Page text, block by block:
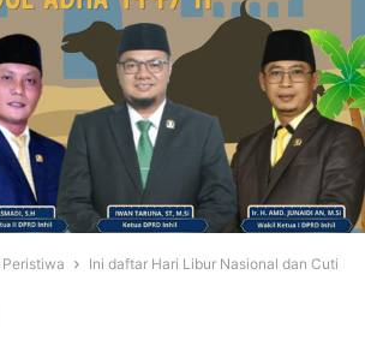
Peristiwa
Ini daftar Hari Libur Nasional dan Cuti